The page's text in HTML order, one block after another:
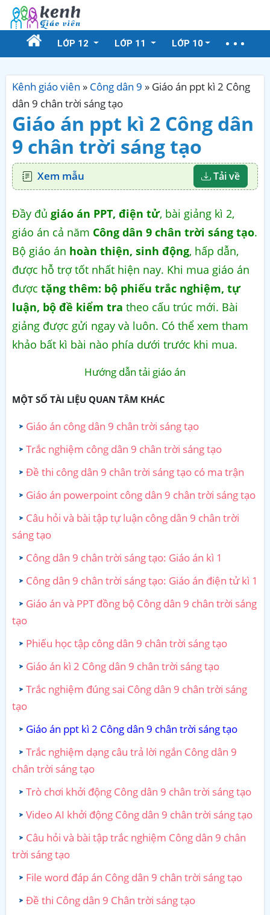
LỚP 12 LỚP 11 LỚP 10
Kênh giáo viên » Công dân 9 » Giáo án ppt kì 2 Công
dân 9 chân trời sáng tạo
Giáo án ppt kì 2 Công dân
9 chân trời sáng tạo
Xem mẫu Tải về
Đầy đủ giáo án PPT, điện tử, bài giảng kì 2,
giáo án cả năm Công dân 9 chân trời sáng tạo.
Bộ giáo án hoàn thiện, sinh động, hấp dẫn,
được hỗ trợ tốt nhất hiện nay. Khi mua giáo án
được tặng thêm: bộ phiếu trắc nghiệm, tự
luận, bộ đề kiểm tra theo cấu trúc mới. Bài
giảng được gửi ngay và luôn. Có thể xem tham
khảo bất kì bài nào phía dưới trước khi mua.
Hướng dẫn tải giáo án
MỘT SỐ TÀI LIỆU QUAN TÂM KHÁC
Giáo án công dân 9 chân trời sáng tạo
Trắc nghiệm công dân 9 chân trời sáng tạo
Đề thi công dân 9 chân trời sáng tạo có ma trận
Giáo án powerpoint công dân 9 chân trời sáng tạo
Câu hỏi và bài tập tự luận công dân 9 chân trời
sáng tạo
Công dân 9 chân trời sáng tạo: Giáo án kì 1
Công dân 9 chân trời sáng tạo: Giáo án điện tử kì 1
Giáo án và PPT đồng bộ Công dân 9 chân trời sáng
tạo
Phiếu học tập công dân 9 chân trời sáng tạo
Giáo án kì 2 Công dân 9 chân trời sáng tạo
Trắc nghiệm đúng sai Công dân 9 chân trời sáng
tạo
Giáo án ppt kì 2 Công dân 9 chân trời sáng tạo
Trắc nghiệm dạng câu trả lời ngắn Công dân 9
chân trời sáng tạo
Trò chơi khởi động Công dân 9 chân trời sáng tạo
Video AI khởi động Công dân 9 chân trời sáng tạo
Câu hỏi và bài tập trắc nghiệm Công dân 9 chân
trời sáng tạo
File word đáp án Công dân 9 chân trời sáng tạo
Đề thi Công dân 9 Chân trời sáng tạo